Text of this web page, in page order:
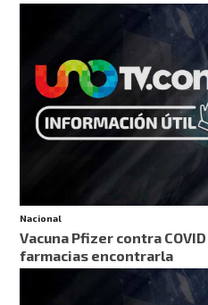
Nacional
Vacuna Pfizer contra
farmacias encontrarla